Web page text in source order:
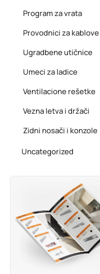
Program za vrata
Provodnici za kablove
Ugradbene utičnice
Umeci za ladice
Ventilacione rešetke
Vezna letva i držači
Zidni nosači i konzole
Uncategorized